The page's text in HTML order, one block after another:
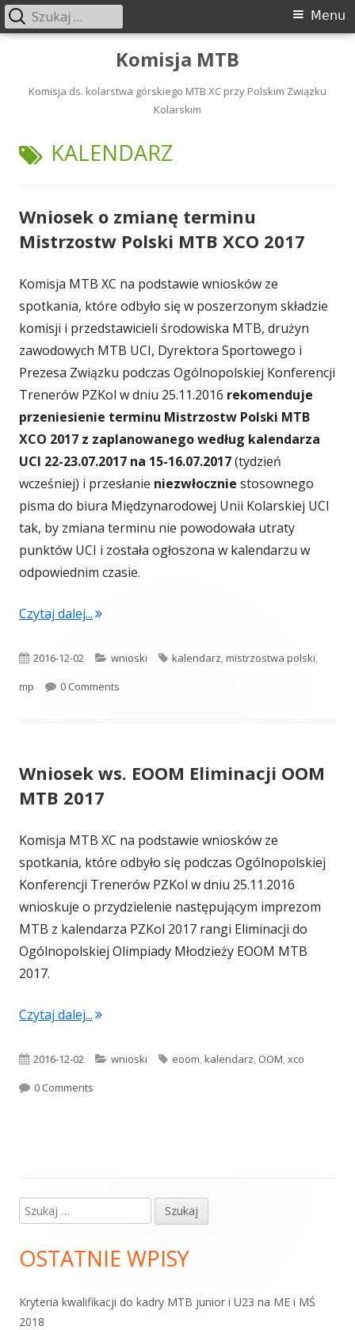
treści
Komisja MTB
Komisja ds. kolarstwa górskiego MTB XC przy Polskim Związku
Kolarskim
Menu
Menu
Szukaj:
TAGI:
KALENDARZ
Wniosek o zmianę terminu
Mistrzostw Polski MTB XCO 2017
Komisja MTB XC na podstawie wniosków ze
spotkania, które odbyło się w poszerzonym składzie
komisji i przedstawicieli środowiska MTB, drużyn
zawodowych MTB UCI, Dyrektora Sportowego i
Prezesa Związku podczas Ogólnopolskiej Konferencji
Trenerów PZKol w dniu 25.11.2016 rekomenduje
przeniesienie terminu Mistrzostw Polski MTB
XCO 2017 z zaplanowanego według kalendarza
UCI 22-23.07.2017 na 15-16.07.2017(tydzień
wcześniej) i przesłanie niezwłocznie stosownego
pisma do biura Międzynarodowej Unii Kolarskiej UCI
tak, by zmiana terminu nie powodowała utraty
punktów UCI i została ogłoszona w kalendarzu w
odpowiednim czasie.
Czytaj dalej..."Wniosek o zmianę terminu Mistrzostw
Opublikowano
2016-12-02 Kategorie
wnioski Tagi
kalendarz,mistrzostwa polski,
mp
0 Comments
Wniosek ws. EOOM Eliminacji OOM
MTB 2017
Komisja MTB XC na podstawie wniosków ze
spotkania, które odbyło się podczas Ogólnopolskiej
Konferencji Trenerów PZKol w dniu 25.11.2016
wnioskuje o przydzielenie następującym imprezom
MTB z kalendarza PZKol 2017 rangi Eliminacji do
Ogólnopolskiej Olimpiady Młodzieży EOOM MTB
2017.
Czytaj dalej..."Wniosek ws. EOOM Eliminacji OOM MTB
Opublikowano
2016-12-02 Kategorie
wnioski Tagi
eoom,kalendarz, OOM,xco
0 Comments
Główny
panel
Szukaj:
OSTATNIE WPISY
Kryteria kwalifikacji do kadry MTB junior i U23 na ME i MŚ
2018